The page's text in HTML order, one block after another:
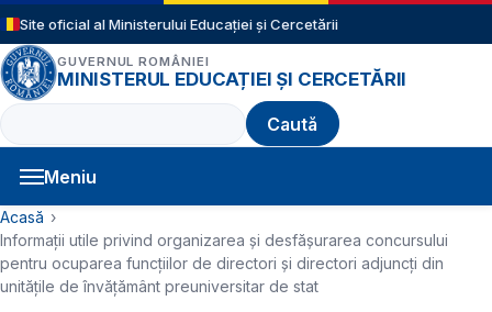
Sari la conținutul principal
Site oficial al Ministerului Educației și Cercetării
GUVERNUL ROMÂNIEI
MINISTERUL EDUCAȚIEI ȘI CERCETĂRII
Caută
Meniu
Navigație principală
Cale de navigare
Acasă
Informații utile privind organizarea și desfășurarea concursului
pentru ocuparea funcțiilor de directori și directori adjuncți din
unitățile de învățământ preuniversitar de stat